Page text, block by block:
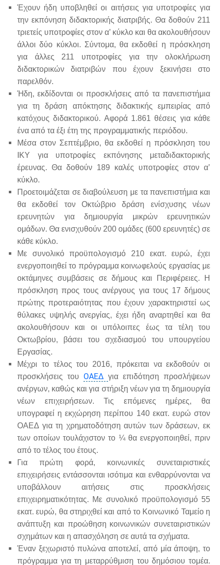
Έχουν ήδη υποβληθεί οι αιτήσεις για υποτροφίες για
την εκπόνηση διδακτορικής διατριβής. Θα δοθούν 211
τριετείς υποτροφίες στον α’ κύκλο και θα ακολουθήσουν
άλλοι δύο κύκλοι. Σύντομα, θα εκδοθεί η πρόσκληση
για άλλες 211 υποτροφίες για την ολοκλήρωση
διδακτορικών διατριβών που έχουν ξεκινήσει στο
παρελθόν.
Ήδη, εκδίδονται οι προσκλήσεις από τα πανεπιστήμια
για τη δράση απόκτησης διδακτικής εμπειρίας από
κατόχους διδακτορικού. Αφορά 1.861 θέσεις για κάθε
ένα από τα έξι έτη της προγραμματικής περιόδου.
Μέσα στον Σεπτέμβριο, θα εκδοθεί η πρόσκληση του
ΙΚΥ για υποτροφίες εκπόνησης μεταδιδακτορικής
έρευνας. Θα δοθούν 189 καλές υποτροφίες στον α’
κύκλο.
Προετοιμάζεται σε διαβούλευση με τα πανεπιστήμια και
θα εκδοθεί τον Οκτώβριο δράση ενίσχυσης νέων
ερευνητών για δημιουργία μικρών ερευνητικών
ομάδων. Θα ενισχυθούν 200 ομάδες (600 ερευνητές) σε
κάθε κύκλο.
Με συνολικό προϋπολογισμό 210 εκατ. ευρώ, έχει
ενεργοποιηθεί το πρόγραμμα κοινωφελούς εργασίας με
οκτάμηνες συμβάσεις σε δήμους και Περιφέρειες. Η
πρόσκληση προς τους ανέργους για τους 17 δήμους
πρώτης προτεραιότητας που έχουν χαρακτηριστεί ως
θύλακες υψηλής ανεργίας, έχει ήδη αναρτηθεί και θα
ακολουθήσουν και οι υπόλοιπες έως τα τέλη του
Οκτωβρίου, βάσει του σχεδιασμού του υπουργείου
Εργασίας.
Μέχρι το τέλος του 2016, πρόκειται να εκδοθούν οι
προσκλήσεις του ΟΑΕΔ για επιδότηση προσλήψεων
ανέργων, καθώς και για στήριξη νέων για τη δημιουργία
νέων επιχειρήσεων. Τις επόμενες ημέρες, θα
υπογραφεί η εκχώρηση περίπου 140 εκατ. ευρώ στον
ΟΑΕΔ για τη χρηματοδότηση αυτών των δράσεων, εκ
των οποίων τουλάχιστον το ¼ θα ενεργοποιηθεί, πριν
από το τέλος του έτους.
Για πρώτη φορά, κοινωνικές συνεταιριστικές
επιχειρήσεις εντάσσονται ισότιμα και ενθαρρύνονται να
υποβάλλουν αιτήσεις στις προσκλήσεις
επιχειρηματικότητας. Με συνολικό προϋπολογισμό 55
εκατ. ευρώ, θα στηριχθεί και από το Κοινωνικό Ταμείο η
ανάπτυξη και προώθηση κοινωνικών συνεταιριστικών
σχημάτων και η απασχόληση σε αυτά τα σχήματα.
Έναν ξεχωριστό πυλώνα αποτελεί, από μία άποψη, το
πρόγραμμα για τη μεταρρύθμιση του δημόσιου τομέα.